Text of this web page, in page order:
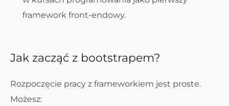
framework front-endowy.
Jak zacząć z bootstrapem?
Rozpoczęcie pracy z frameworkiem jest proste.
Możesz: